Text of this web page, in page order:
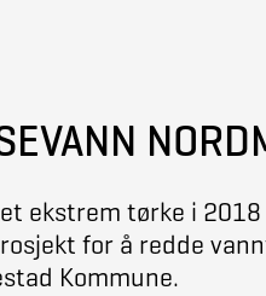
ekstrem tørke i
for å redde
Kommune.